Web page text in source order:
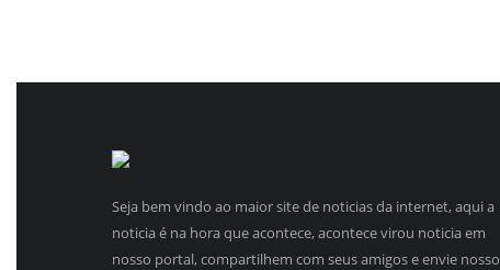
Seja bem vindo ao maior site de noticias da internet, aqui a
noticia é na hora que acontece, acontece virou noticia em
nosso portal, compartilhem com seus amigos e envie nosso